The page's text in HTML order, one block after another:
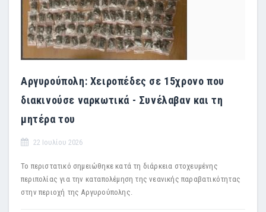
Αργυρούπολη: Χειροπέδες σε 15χρονο που
διακινούσε ναρκωτικά - Συνέλαβαν και τη
μητέρα του
22 Ιουλίου 2026
Το περιστατικό σημειώθηκε κατά τη διάρκεια στοχευμένης
περιπολίας για την καταπολέμηση της νεανικής παραβατικότητας
στην περιοχή της Αργυρούπολης.